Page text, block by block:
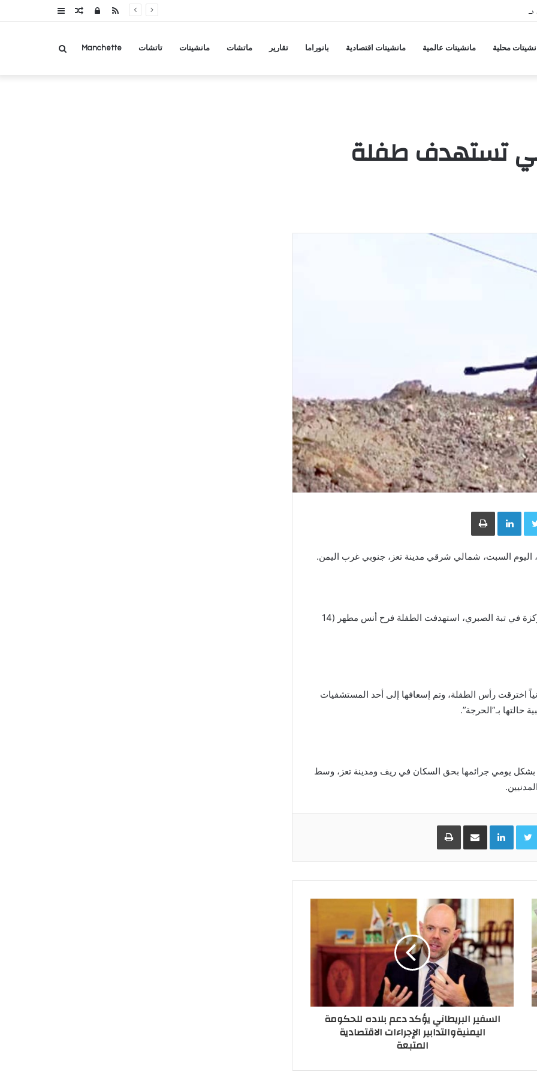
منسقة من حلفاء لإيران عمودمقالتسجيلRSS
محلية مانشيتات عالمية مانشيتات اقتصادية بانوراما تقارير ماتشات مانشيتات تاتشات Manchette بحث
تستهدف طفلة
Twitter
LinkedInطباعة
السبت، شمالي شرقي مدينة تعز، جنوبي غرب اليمن.
وأفادت مصادر محلية، أن قناصة مليشيا الحوثي المتمركزة في تبة الصبري، استهدفت الطفلة فرح أنس مطهر (14
اخترقت رأس الطفلة، وتم إسعافها إلى أحد المستشفيات
حالتها بـ”الحرجة”.
بشكل يومي جرائمها بحق السكان في ريف ومدينة تعز، وسط
Twitter
LinkedInمشاركة عبر البريد طباعة
السفير البريطاني يؤكد دعم بلاده للحكومة
اليمنيةوالتدابير الإجراءات الاقتصادية
المتبعة